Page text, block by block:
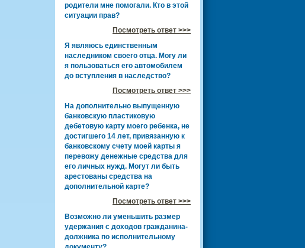
родители мне помогали. Кто в этой
ситуации прав?
Посмотреть ответ >>>
Я являюсь единственным
наследником своего отца. Могу ли
я пользоваться его автомобилем
до вступления в наследство?
Посмотреть ответ >>>
На дополнительно выпущенную
банковскую пластиковую
дебетовую карту моего ребенка, не
достигшего 14 лет, привязанную к
банковскому счету моей карты я
перевожу денежные средства для
его личных нужд. Могут ли быть
арестованы средства на
дополнительной карте?
Посмотреть ответ >>>
Возможно ли уменьшить размер
удержания с доходов гражданина-
должника по исполнительному